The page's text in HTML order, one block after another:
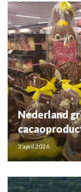
Nederland
3 april 2026